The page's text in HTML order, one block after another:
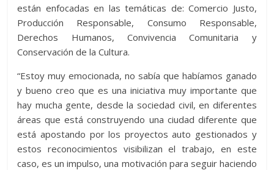
están enfocadas en las temáticas de: Comercio Justo,
Producción Responsable, Consumo Responsable,
Derechos Humanos, Convivencia Comunitaria y
Conservación de la Cultura.
“Estoy muy emocionada, no sabía que habíamos ganado
y bueno creo que es una iniciativa muy importante que
hay mucha gente, desde la sociedad civil, en diferentes
áreas que está construyendo una ciudad diferente que
está apostando por los proyectos auto gestionados y
estos reconocimientos visibilizan el trabajo, en este
caso, es un impulso, una motivación para seguir haciendo